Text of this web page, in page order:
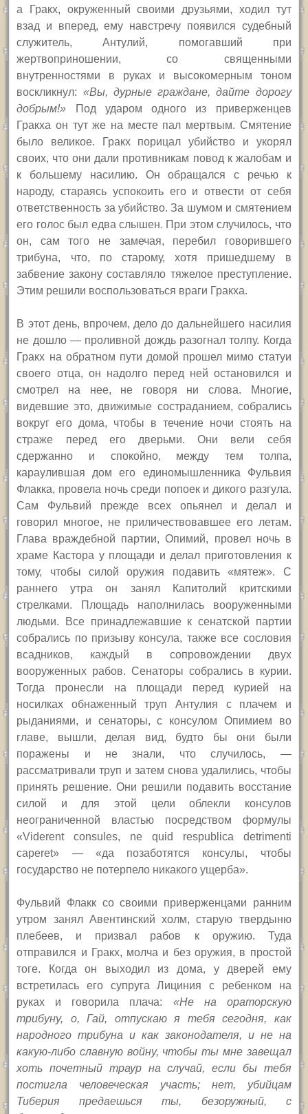
а Гракх, окруженный своими друзьями, ходил тут
взад и вперед, ему навстречу появился судебный
служитель, Антулий, помогавший при
жертвоприношении, со священными
внутренностями в руках и высокомерным тоном
воскликнул: «Вы, дурные граждане, дайте дорогу
добрым!» Под ударом одного из приверженцев
Гракха он тут же на месте пал мертвым. Смятение
было великое. Гракх порицал убийство и укорял
своих, что они дали противникам повод к жалобам и
к большему насилию. Он обращался с речью к
народу, стараясь успокоить его и отвести от себя
ответственность за убийство. За шумом и смятением
его голос был едва слышен. При этом случилось, что
он, сам того не замечая, перебил говорившего
трибуна, что, по старому, хотя пришедшему в
забвение закону составляло тяжелое преступление.
Этим решили воспользоваться враги Гракха.
В этот день, впрочем, дело до дальнейшего насилия
не дошло — проливной дождь разогнал толпу. Когда
Гракх на обратном пути домой прошел мимо статуи
своего отца, он надолго перед ней остановился и
смотрел на нее, не говоря ни слова. Многие,
видевшие это, движимые состраданием, собрались
вокруг его дома, чтобы в течение ночи стоять на
страже перед его дверьми. Они вели себя
сдержанно и спокойно, между тем толпа,
караулившая дом его единомышленника Фульвия
Флакка, провела ночь среди попоек и дикого разгула.
Сам Фульвий прежде всех опьянел и делал и
говорил многое, не приличествовавшее его летам.
Глава враждебной партии, Опимий, провел ночь в
храме Кастора у площади и делал приготовления к
тому, чтобы силой оружия подавить «мятеж». С
раннего утра он занял Капитолий критскими
стрелками. Площадь наполнилась вооруженными
людьми. Все принадлежавшие к сенатской партии
собрались по призыву консула, также все сословия
всадников, каждый в сопровождении двух
вооруженных рабов. Сенаторы собрались в курии.
Тогда пронесли на площади перед курией на
носилках обнаженный труп Антулия с плачем и
рыданиями, и сенаторы, с консулом Опимием во
главе, вышли, делая вид, будто бы они были
поражены и не знали, что случилось, —
рассматривали труп и затем снова удалились, чтобы
принять решение. Они решили подавить восстание
силой и для этой цели облекли консулов
неограниченной властью посредством формулы
«Viderent consules, ne quid respublica detrimenti
caperet» — «да позаботятся консулы, чтобы
государство не потерпело никакого ущерба».
Фульвий Флакк со своими приверженцами ранним
утром занял Авентинский холм, старую твердыню
плебеев, и призвал рабов к оружию. Туда
отправился и Гракх, молча и без оружия, в простой
тоге. Когда он выходил из дома, у дверей ему
встретилась его супруга Лициния с ребенком на
руках и говорила плача: «Не на ораторскую
трибуну, о, Гай, отпускаю я тебя сегодня, как
народного трибуна и как законодателя, и не на
какую-либо славную войну, чтобы ты мне завещал
хоть почетный траур на случай, если бы тебя
постигла человеческая участь; нет, убийцам
Тиберия предаешься ты, безоружный, с